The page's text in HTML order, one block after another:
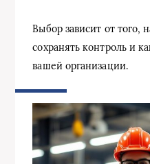
Выбор зависит от того,
сохранять контроль и
вашей организации.